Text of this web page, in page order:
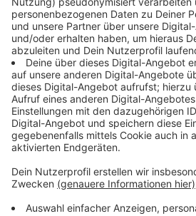
Wir benötigen
Zustimmung, um
Video-Service zu
Wir verwenden einen
Drittanbieters, um
einzubetten. Dieser
Daten zu Ihren
sammeln. Bitte lesen
Details durch und
Nutzung des Service zu,
Video